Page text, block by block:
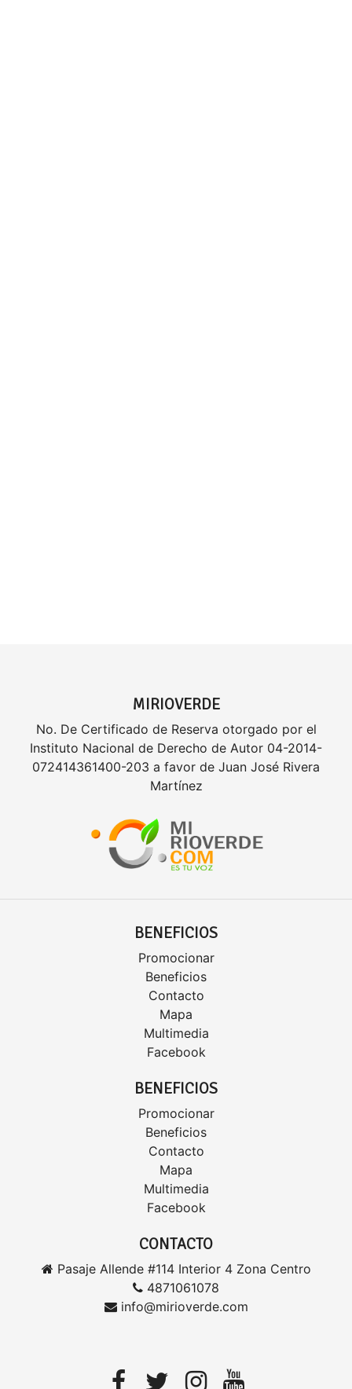
MIRIOVERDE
No. De Certificado de Reserva otorgado por el
Instituto Nacional de Derecho de Autor 04-2014-
072414361400-203 a favor de Juan José Rivera
Martínez
BENEFICIOS
Promocionar
Beneficios
Contacto
Mapa
Multimedia
Facebook
BENEFICIOS
Promocionar
Beneficios
Contacto
Mapa
Multimedia
Facebook
CONTACTO
Pasaje Allende #114 Interior 4 Zona Centro
4871061078
info@mirioverde.com